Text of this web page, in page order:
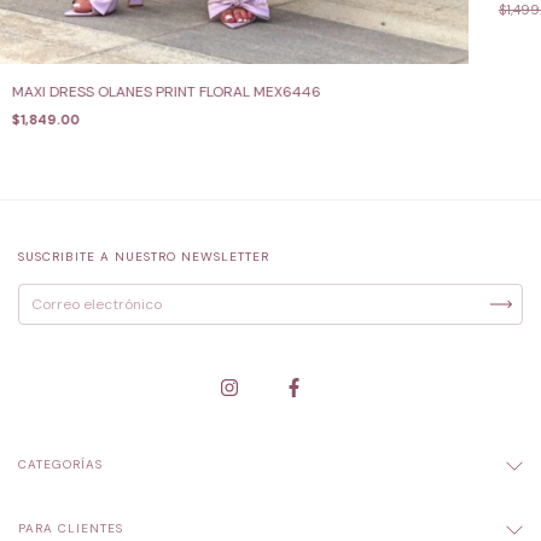
MAXI DRESS OLANES PRINT FLORAL MEX6446
$1,849.00
SUSCRIBITE A NUESTRO NEWSLETTER
CATEGORÍAS
PARA CLIENTES